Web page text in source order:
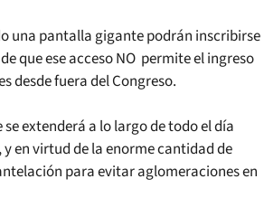
una pantalla gigante podrán inscribirse
que ese acceso NO permite el ingreso
desde fuera del Congreso.
extenderá a lo largo de todo el día
en virtud de la enorme cantidad de
para evitar aglomeraciones en